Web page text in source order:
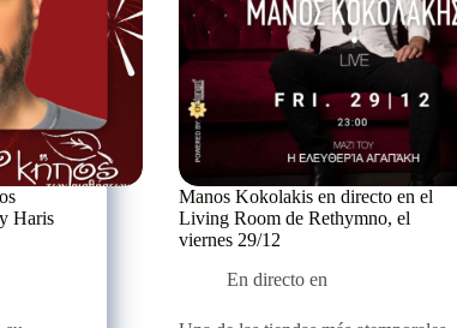
Haris
Manos Kokolakis en directo en el
Living Room de Rethymno, el
viernes 29/12
En directo en